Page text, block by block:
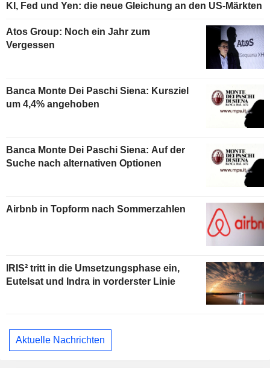
KI, Fed und Yen: die neue Gleichung an den US-Märkten
Atos Group: Noch ein Jahr zum
Vergessen
Banca Monte Dei Paschi Siena: Kursziel
um 4,4% angehoben
Banca Monte Dei Paschi Siena: Auf der
Suche nach alternativen Optionen
Airbnb in Topform nach Sommerzahlen
IRIS² tritt in die Umsetzungsphase ein,
Eutelsat und Indra in vorderster Linie
Aktuelle Nachrichten